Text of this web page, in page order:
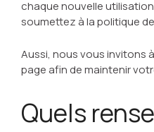
chaque nouvelle
soumettez à la politique
Aussi, nous vous invitons
page afin de maintenir
Quels